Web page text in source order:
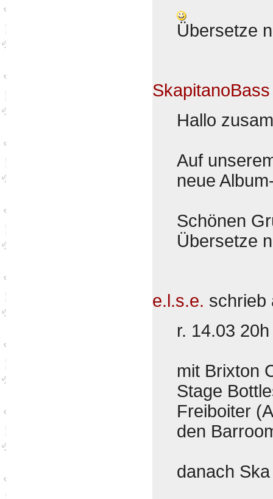
Übersetze
SkapitanoBass
Hallo
Auf
neue
Schönen
Übersetze
e.l.s.e.
r. 14.03
mit Brixton
Stage
Freiboiter
den
danach